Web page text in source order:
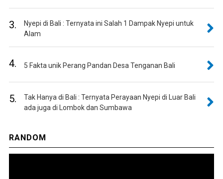
3.
Nyepi di Bali : Ternyata ini Salah 1 Dampak Nyepi untuk
Alam
4. 5 Fakta unik Perang Pandan Desa Tenganan Bali
5.
Tak Hanya di Bali : Ternyata Perayaan Nyepi di Luar Bali
ada juga di Lombok dan Sumbawa
RANDOM